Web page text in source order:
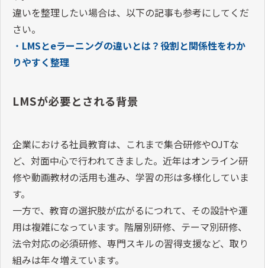
違いを整理したい場合は、以下の記事も参考にしてくだ
さい。
・ LMSとeラーニングの違いとは？役割と関係性をわか
りやすく整理
LMSが必要とされる背景
企業における社員教育は、これまで集合研修やOJTな
ど、対面中心で行われてきました。近年はオンライン研
修や動画教材の活用も進み、学習の形は多様化していま
す。
一方で、教育の選択肢が広がるにつれて、その設計や運
用は複雑になっています。階層別研修、テーマ別研修、
法令対応の必須研修、専門スキルの習得支援など、取り
組みは年々増えています。